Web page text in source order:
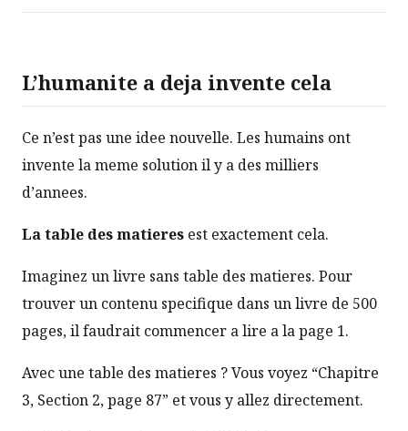
L’humanite a deja invente cela
Ce n’est pas une idee nouvelle. Les humains ont
invente la meme solution il y a des milliers
d’annees.
La table des matieres est exactement cela.
Imaginez un livre sans table des matieres. Pour
trouver un contenu specifique dans un livre de 500
pages, il faudrait commencer a lire a la page 1.
Avec une table des matieres ? Vous voyez “Chapitre
3, Section 2, page 87” et vous y allez directement.